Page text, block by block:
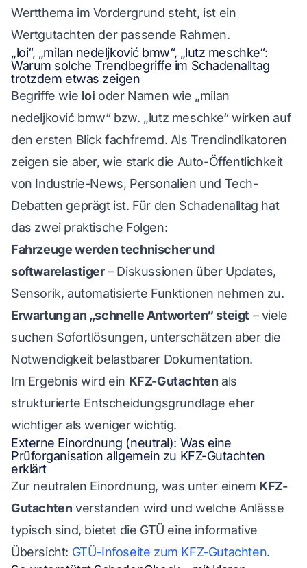
Wertthema im Vordergrund steht, ist ein
Wertgutachten der passende Rahmen.
„loi“, „milan nedeljković bmw“, „lutz meschke“:
Warum solche Trendbegriffe im Schadenalltag
trotzdem etwas zeigen
Begriffe wie loi oder Namen wie „milan
nedeljković bmw“ bzw. „lutz meschke“ wirken auf
den ersten Blick fachfremd. Als Trendindikatoren
zeigen sie aber, wie stark die Auto-Öffentlichkeit
von Industrie-News, Personalien und Tech-
Debatten geprägt ist. Für den Schadenalltag hat
das zwei praktische Folgen:
Fahrzeuge werden technischer und
softwarelastiger– Diskussionen über Updates,
Sensorik, automatisierte Funktionen nehmen zu.
Erwartung an „schnelle Antworten“ steigt – viele
suchen Sofortlösungen, unterschätzen aber die
Notwendigkeit belastbarer Dokumentation.
Im Ergebnis wird ein KFZ-Gutachten als
strukturierte Entscheidungsgrundlage eher
wichtiger als weniger wichtig.
Externe Einordnung (neutral): Was eine
Prüforganisation allgemein zu KFZ-Gutachten
erklärt
Zur neutralen Einordnung, was unter einem KFZ-
Gutachten verstanden wird und welche Anlässe
typisch sind, bietet die GTÜ eine informative
Übersicht: GTÜ-Infoseite zum KFZ-Gutachten.